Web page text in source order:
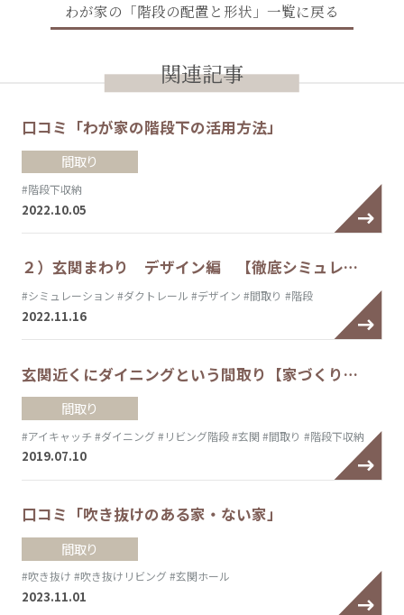
わが家の「階段の配置と形状」一覧に戻る
関連記事
口コミ「わが家の階段下の活用方法」
間取り
#階段下収納
2022.10.05
２）玄関まわり デザイン編 【徹底シミュレ…
#シミュレーション #ダクトレール #デザイン #間取り #階段
2022.11.16
玄関近くにダイニングという間取り【家づくり…
間取り
#アイキャッチ#ダイニング #リビング階段#玄関 #間取り #階段下収納
2019.07.10
口コミ「吹き抜けのある家・ない家」
間取り
#吹き抜け #吹き抜けリビング #玄関ホール
2023.11.01